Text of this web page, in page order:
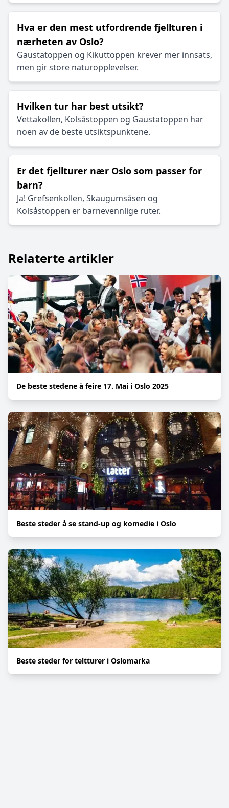
Hva er den mest utfordrende fjellturen i
nærheten av Oslo?
Gaustatoppen og Kikuttoppen krever mer innsats,
men gir store naturopplevelser.
Hvilken tur har best utsikt?
Vettakollen, Kolsåstoppen og Gaustatoppen har
noen av de beste utsiktspunktene.
Er det fjellturer nær Oslo som passer for
barn?
Ja! Grefsenkollen, Skaugumsåsen og
Kolsåstoppen er barnevennlige ruter.
Relaterte artikler
De beste stedene å feire 17. Mai i Oslo 2025
Beste steder å se stand-up og komedie i Oslo
Beste steder for teltturer i Oslomarka